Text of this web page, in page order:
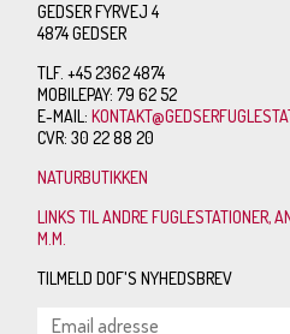
GEDSER FYRVEJ 4
4874 GEDSER
TLF. +45 2362 4874
MOBILEPAY: 79 62 52
E-MAIL:
CVR: 30 22 88 20
NATURBUTIKKEN
LINKS TIL ANDRE FUGLESTATIONER,
M.M.
TILMELD DOF'S NYHEDSBREV